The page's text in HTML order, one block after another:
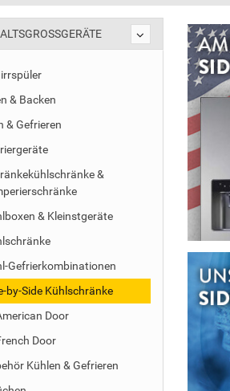
& Backen
& Gefrieren
&
& Kleinstgeräte
Gefrierkombinationen
by-Side Kühlschränke
Door
Door
Kühlen & Gefrieren